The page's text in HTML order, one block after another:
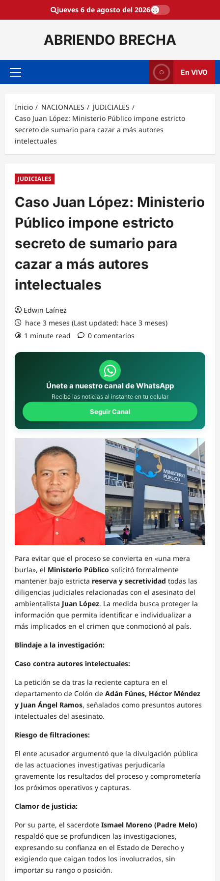
jueves 6 de agosto del 2026
ABRIENDO BRECHA
Menú
En VIVO
Inicio NACIONALES
JUDICIALES
Caso Juan López: Ministerio Público impone estricto
secreto de sumario para cazar a más autores
intelectuales
JUDICIALES
Caso Juan López: Ministerio
Público impone estricto
secreto de sumario para
cazar a más autores
intelectuales
Edwin Laínez
hace 3 meses (Last updated: hace 3 meses)
1 minute read
0 comentarios
Únete a nuestro canal de WhatsApp
Recibe las noticias al instante en tu celular
Seguir Canal
Para evitar que el proceso se convierta en «una mera
burla», el Ministerio Público solicitó formalmente
mantener bajo estricta reserva y secretividad todas las
diligencias judiciales relacionadas con el asesinato del
ambientalista Juan López. La medida busca proteger la
información que permita identificar e individualizar a
más implicados en el crimen que conmocionó al país.
Blindaje a la investigación:
Caso contra autores intelectuales:
La petición se da tras la reciente captura en el
departamento de Colón de Adán Fúnes, Héctor Méndez
y Juan Ángel Ramos, señalados como presuntos autores
intelectuales del asesinato.
Riesgo de filtraciones:
El ente acusador argumentó que la divulgación pública
de las actuaciones investigativas perjudicaría
gravemente los resultados del proceso y comprometería
los próximos operativos y capturas.
Clamor de justicia:
Por su parte, el sacerdote Ismael Moreno (Padre Melo)
respaldó que se profundicen las investigaciones,
expresando su confianza en el Estado de Derecho y
exigiendo que caigan todos los involucrados, sin
importar su rango o posición.